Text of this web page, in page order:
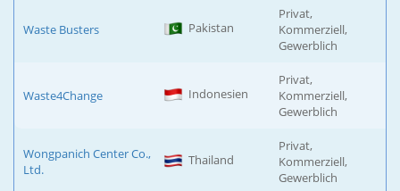
Waste Busters Pakistan
Privat,
Kommerziell,
Gewerblich
Waste4Change Indonesien
Privat,
Kommerziell,
Gewerblich
Wongpanich Center Co.,
Ltd.
Thailand
Privat,
Kommerziell,
Gewerblich